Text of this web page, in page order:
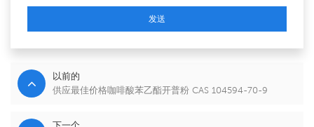
发送
以前的
供应最佳价格咖啡酸苯乙酯开普粉 CAS 104594-70-9